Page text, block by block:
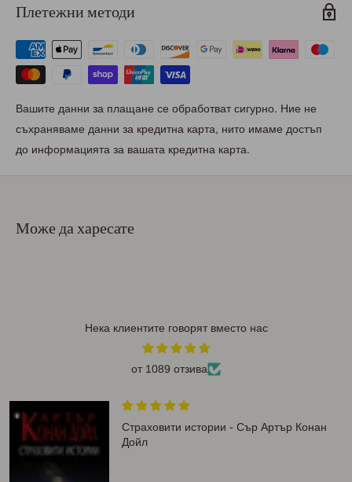
Плетежни методи
Вашите данни за плащане се обработват сигурно. Ние не
съхраняваме данни за кредитна карта, нито имаме достъп
до информацията за вашата кредитна карта.
Може да харесате
Нека клиентите говорят вместо нас
от 1089 отзива
Страховити истории - Сър Артър Конан
Дойл